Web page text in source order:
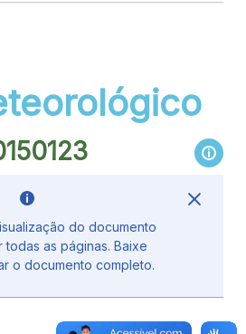
do documento
as páginas. Baixe
o documento completo.